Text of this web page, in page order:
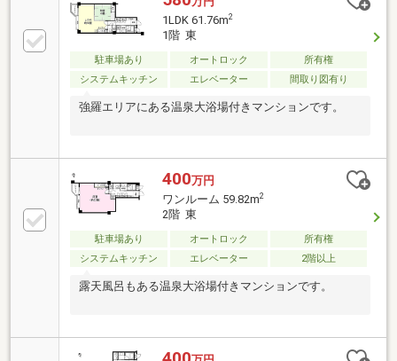
1LDK 61.76m2
1階 東
駐車場あり オートロック
所有権
システムキッチン
エレベーター 間取り図有り
強羅エリアにある温泉大浴場付きマンションです。
400万円
ワンルーム 59.82m2
2階 東
駐車場あり オートロック
所有権
システムキッチン
エレベーター 2階以上
露天風呂もある温泉大浴場付きマンションです。